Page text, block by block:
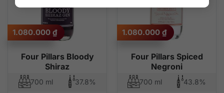
Four Pillars Bloody
Shiraz
1.080.000 ₫
700 ml 37.8%
Four Pillars Spiced
Negroni
1.080.000 ₫
700 ml 43.8%